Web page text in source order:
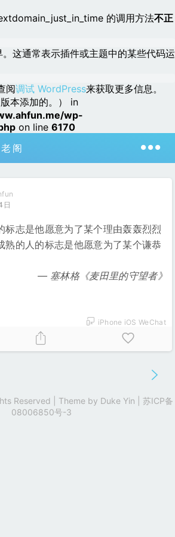
的调用方法不正
这通常表示插件或主题中的某些代码运
阅调试 WordPress来获取更多信息。
版本添加的。） in
wp-
on line 6170
阁
日
标志是他愿意为了某个理由轰轰烈烈
熟的人的标志是他愿意为了某个谦恭
塞林格《麦田里的守望者》
iPhone iOS WeChat
Reserved | Theme by Duke Yin
苏ICP备
08006850号-3